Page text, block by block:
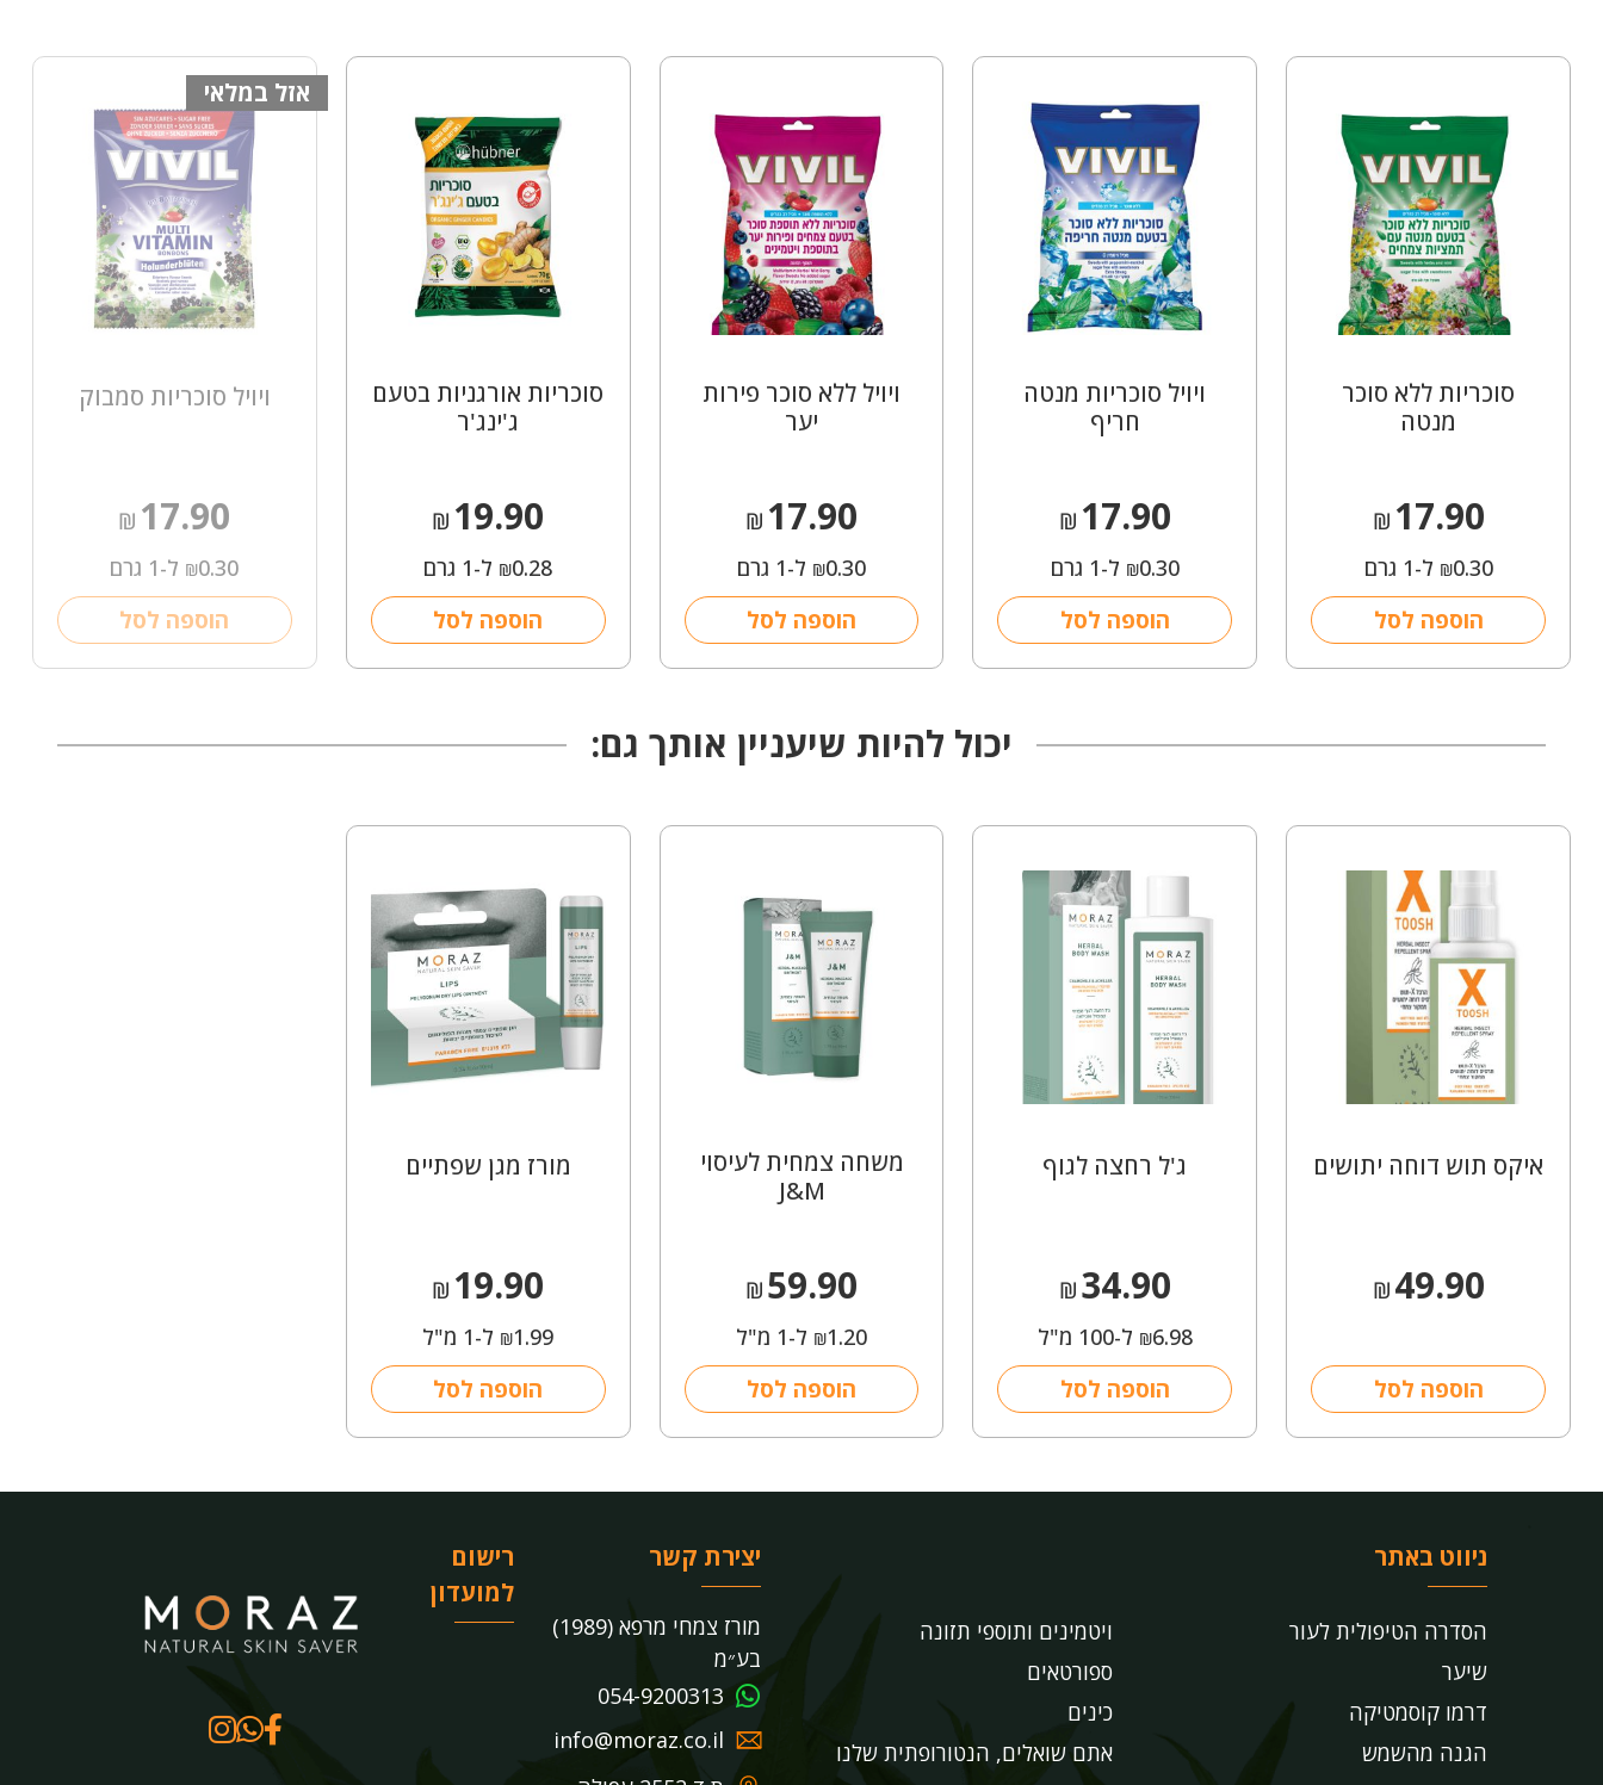
סוכריות ללא סוכר
מנטה
₪ 17.90
₪0.30 ל-1 גרם
הוספה לסל
ויויל סוכריות מנטה
חריף
₪ 17.90
₪0.30 ל-1 גרם
הוספה לסל
ויויל ללא סוכר פירות
יער
₪ 17.90
₪0.30 ל-1 גרם
הוספה לסל
סוכריות אורגניות בטעם
ג'ינג'ר
₪ 19.90
₪0.28 ל-1 גרם
הוספה לסל
אזל במלאי
ויויל סוכריות סמבוק
₪ 17.90
₪0.30 ל-1 גרם
הוספה לסל
יכול להיות שיעניין אותך גם:
איקס תוש דוחה יתושים
₪49.90
הוספה לסל
ג'ל רחצה לגוף
₪34.90
₪6.98 ל-100 מ"ל
הוספה לסל
משחה צמחית לעיסוי
J&M
₪59.90
₪1.20 ל-1 מ"ל
הוספה לסל
מורז מגן שפתיים
₪ 19.90
₪1.99 ל-1 מ"ל
הוספה לסל
ניווט באתר
הסדרה הטיפולית לעור
שיער
דרמו קוסמטיקה
הגנה מהשמש
ויטמינים ותוספי תזונה
ספורטאים
כינים
אתם שואלים, הנטורופתית שלנו
יצירת קשר
מורז צמחי מרפא (1989)
בע״מ
054-9200313
info@moraz.co.il
רישום
למועדון